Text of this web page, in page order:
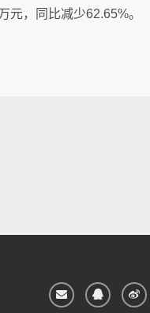
元，同比减少62.65%。